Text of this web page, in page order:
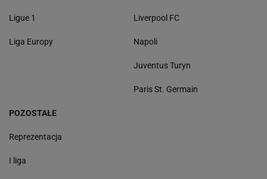
Ligue 1
Liga Europy
Liverpool FC
Napoli
Juventus Turyn
Paris St. Germain
POZOSTAŁE
Reprezentacja
I liga